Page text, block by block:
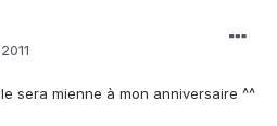
sera mienne à mon anniversaire ^^